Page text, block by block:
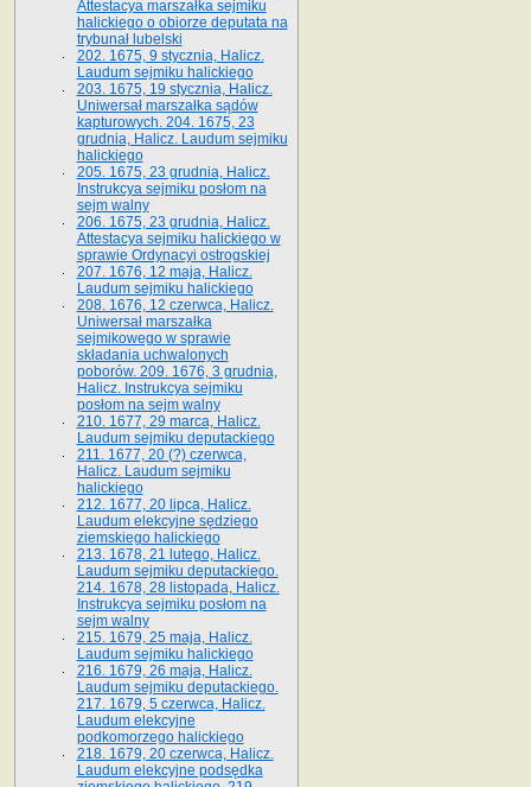
Attestacya marszałka sejmiku
halickiego o obiorze deputata na
trybunał lubelski
202. 1675, 9 stycznia, Halicz.
Laudum sejmiku halickiego
203. 1675, 19 stycznia, Halicz.
Uniwersał marszałka sądów
kapturowych. 204. 1675, 23
grudnia, Halicz. Laudum sejmiku
halickiego
205. 1675, 23 grudnia, Halicz.
Instrukcya sejmiku posłom na
sejm walny
206. 1675, 23 grudnia, Halicz.
Attestacya sejmiku halickiego w
sprawie Ordynacyi ostrogskiej
207. 1676, 12 maja, Halicz.
Laudum sejmiku halickiego
208. 1676, 12 czerwca, Halicz.
Uniwersał marszałka
sejmikowego w sprawie
składania uchwalonych
poborów. 209. 1676, 3 grudnia,
Halicz. Instrukcya sejmiku
posłom na sejm walny
210. 1677, 29 marca, Halicz.
Laudum sejmiku deputackiego
211. 1677, 20 (?) czerwca,
Halicz. Laudum sejmiku
halickiego
212. 1677, 20 lipca, Halicz.
Laudum elekcyjne sędziego
ziemskiego halickiego
213. 1678, 21 lutego, Halicz.
Laudum sejmiku deputackiego.
214. 1678, 28 listopada, Halicz.
Instrukcya sejmiku posłom na
sejm walny
215. 1679, 25 maja, Halicz.
Laudum sejmiku halickiego
216. 1679, 26 maja, Halicz.
Laudum sejmiku deputackiego.
217. 1679, 5 czerwca, Halicz.
Laudum elekcyjne
podkomorzego halickiego
218. 1679, 20 czerwca, Halicz.
Laudum elekcyjne podsędka